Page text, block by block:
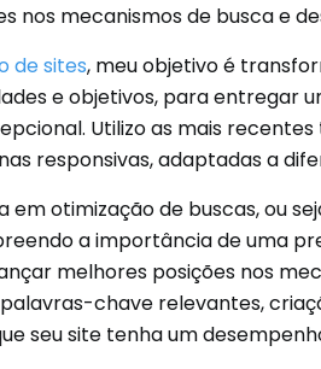
nos mecanismos de busca e
de sites, meu objetivo é
e objetivos, para entregar
Utilizo as mais
responsivas, adaptadas a
em otimização de buscas, ou
a importância de uma
melhores posições nos
chave relevantes,
seu site tenha um